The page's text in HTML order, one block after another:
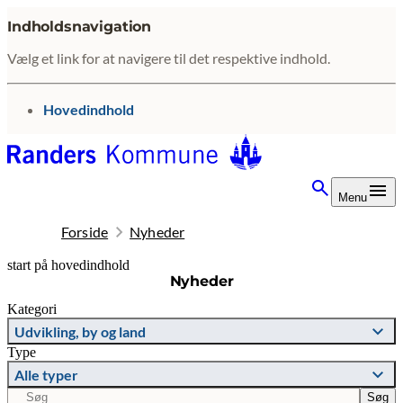
Indholdsnavigation
Vælg et link for at navigere til det respektive indhold.
gå til
Hovedindhold
Menu
Forside Nyheder
start på hovedindhold
Nyheder
senest opdateret 22. juni 2026
Kategori
Udvikling, by og land
Type
Alle typer
Søg Søg